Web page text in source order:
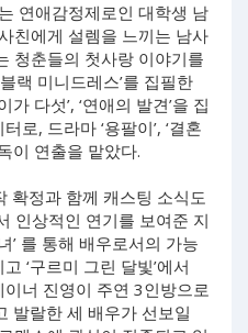
연애감정제로인 대학생 남
친에게 설렘을 느끼는 남사
청춘들의 첫사랑 이야기를
랙 미니드레스’를 집필한
다섯’, ‘연애의 발견’을 집
로, 드라마 ‘용팔이’, ‘결혼
이 연출을 맡았다.
확정과 함께 캐스팅 소식도
인상적인 연기를 보여준 지
’ 를 통해 배우로서의 가능
‘구르미 그린 달빛’에서
너 진영이 주연 3인방으로
발랄한 세 배우가 선보일